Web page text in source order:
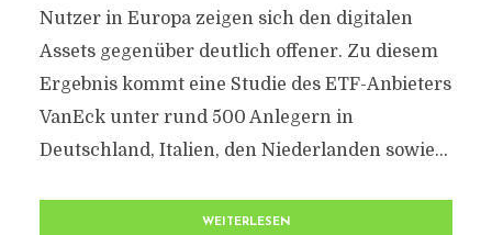
Nutzer in Europa zeigen sich den digitalen
Assets gegenüber deutlich offener. Zu diesem
Ergebnis kommt eine Studie des ETF-Anbieters
VanEck unter rund 500 Anlegern in
Deutschland, Italien, den Niederlanden sowie...
WEITERLESEN